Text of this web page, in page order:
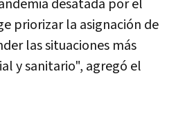
desatada por el
priorizar la asignación de
las situaciones más
y sanitario", agregó el